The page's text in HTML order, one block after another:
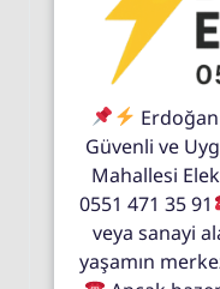
Güvenli ve
Mahallesi
0551 471 35 91
veya sanayi
yaşamın